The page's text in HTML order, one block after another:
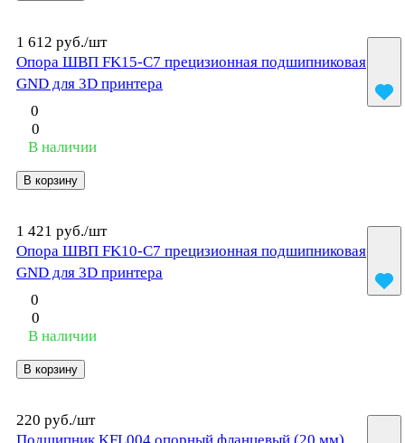
1 612 руб./шт
Опора ШВП FK15-C7 прецизионная подшипниковая
GND для 3D принтера
0
0
В наличии
В корзину
1 421 руб./шт
Опора ШВП FK10-C7 прецизионная подшипниковая
GND для 3D принтера
0
0
В наличии
В корзину
220 руб./шт